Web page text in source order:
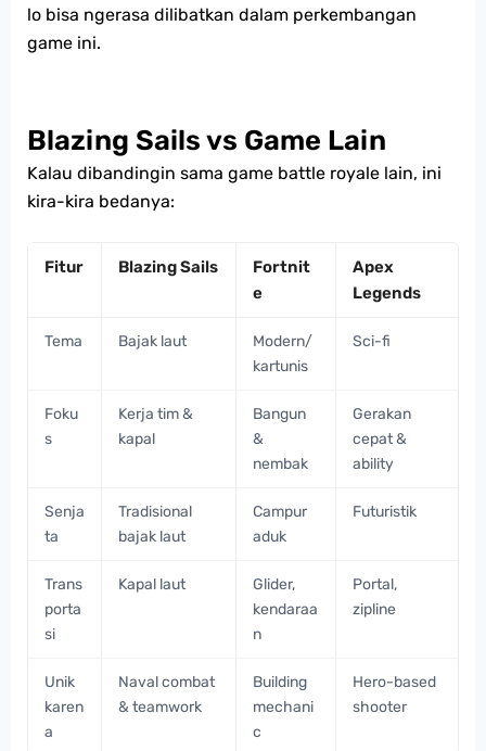
lo bisa ngerasa dilibatkan dalam perkembangan
game ini.
Blazing Sails vs Game Lain
Kalau dibandingin sama game battle royale lain, ini
kira-kira bedanya:
Fitur Blazing Sails
Fortnit
e
Apex
Legends
Tema Bajak laut
Modern/
kartunis
Sci-fi
Foku
s
Kerja tim &
kapal
Bangun
&
nembak
Gerakan
cepat &
ability
Senja
ta
Tradisional
bajak laut
Campur
aduk
Futuristik
Trans
porta
si
Kapal laut
Glider,
kendaraa
n
Portal,
zipline
Unik
karen
a
Naval combat
& teamwork
Building
mechani
c
Hero-based
shooter